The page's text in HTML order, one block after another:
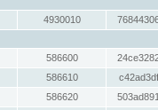
4930010
586600
586610
586620